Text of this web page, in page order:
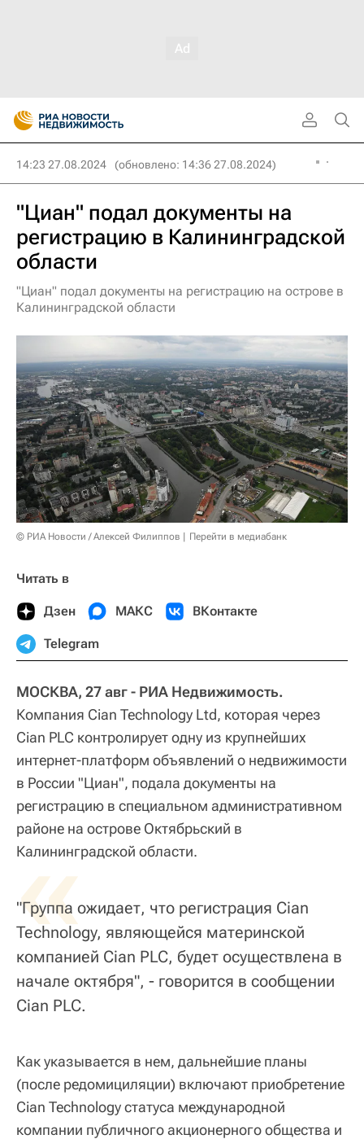
14:23 27.08.2024 (обновлено: 14:36 27.08.2024)
"Циан" подал документы на
регистрацию в Калининградской
области
"Циан" подал документы на регистрацию на острове в
Калининградской области
© РИА Новости / Алексей Филиппов Перейти в медиабанк
Читать в
Дзен МАКС ВКонтакте
Telegram
МОСКВА, 27 авг - РИА Недвижимость.
Компания Cian Technology Ltd, которая через
Cian PLC контролирует одну из крупнейших
интернет-платформ объявлений о недвижимости
в России "Циан", подала документы на
регистрацию в специальном административном
районе на острове Октябрьский в
Калининградской области.
«
"Группа ожидает, что регистрация Cian
Technology, являющейся материнской
компанией Cian PLC, будет осуществлена в
начале октября", - говорится в сообщении
Cian PLC.
Как указывается в нем, дальнейшие планы
(после редомициляции) включают приобретение
Cian Technology статуса международной
компании публичного акционерного общества и